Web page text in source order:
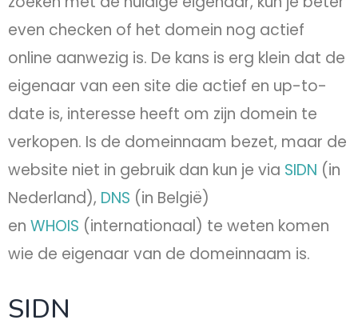
even checken of het domein nog actief
online aanwezig is. De kans is erg klein dat de
eigenaar van een site die actief en up-to-
date is, interesse heeft om zijn domein te
verkopen. Is de domeinnaam bezet, maar de
website niet in gebruik dan kun je via SIDN (in
Nederland), DNS (in België)
en WHOIS (internationaal) te weten komen
wie de eigenaar van de domeinnaam is.
SIDN